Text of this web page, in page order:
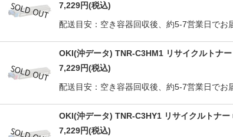
7,229円(税込)
配送目安：空き容器回収後、約5-7営業日で
OKI(沖データ) TNR-C3HM1 リサイクルトナ
7,229円(税込)
配送目安：空き容器回収後、約5-7営業日で
OKI(沖データ) TNR-C3HY1 リサイクルトナ
7,229円(税込)